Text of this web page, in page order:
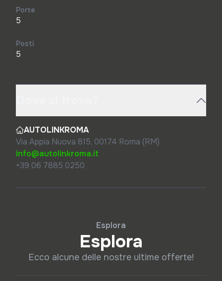
Porte
5
Posti
5
AUTOLINKROMA
Via Appia Nuova 815, 00174 Roma (RM)
info@autolinkroma.it
+39 06 7885 0250
Esplora
Esplora
Ecco alcune delle nostre ultime offerte!